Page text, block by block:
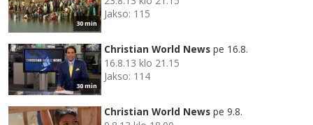
30 min
Jakso: 115
30 min
Christian World News pe 16.8.
16.8.13 klo 21.15
Jakso: 114
Christian World News pe 9.8.